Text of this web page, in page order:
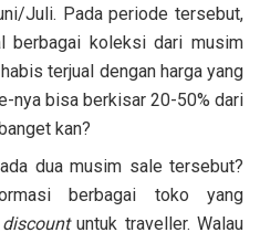
Juli. Pada periode tersebut,
berbagai koleksi dari musim
terjual dengan harga yang
nya bisa berkisar 20-50% dari
kan?
dua musim sale tersebut?
berbagai toko yang
untuk traveller. Walau